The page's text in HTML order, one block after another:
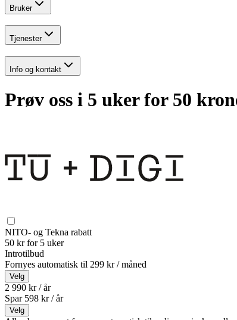
Bruker
Tjenester
Info og kontakt
Prøv oss i 5 uker for 50
NITO- og Tekna rabatt
50 kr for 5 uker
Introtilbud
Fornyes automatisk til 299 kr / måned
Velg
2 990 kr / år
Spar 598 kr /år
Velg